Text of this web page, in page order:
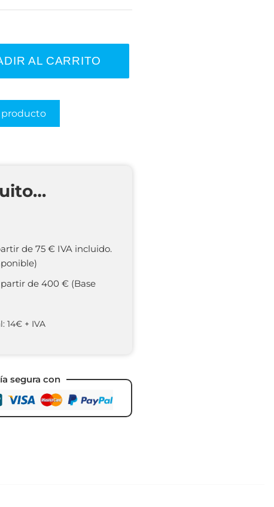
AL CARRITO
producto
de 75 € IVA incluido.
de 400 € (Base
14€ + IVA
segura con